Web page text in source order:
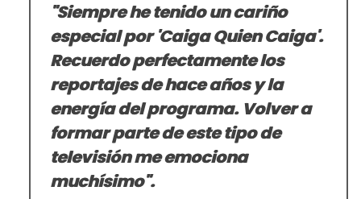
"Siempre he tenido un cariño
especial por 'Caiga Quien Caiga'.
Recuerdo perfectamente los
reportajes de hace años y la
energía del programa. Volver a
formar parte de este tipo de
televisión me emociona
muchísimo".